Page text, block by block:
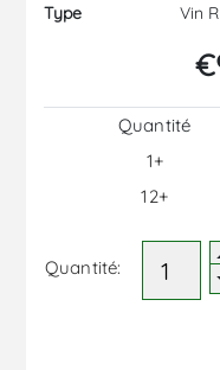
Type
Vin
Quantité
1+
12+
Quantité: